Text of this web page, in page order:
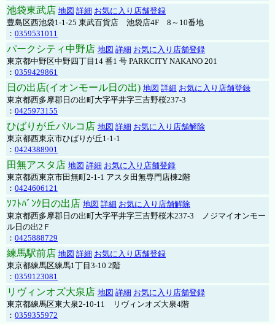
池袋東武店 地図 詳細 お気に入り店舗登録
豊島区西池袋1-1-25 東武百貨店 池袋店4F 8～10番地
： 0359531011
パークシティ中野店 地図 詳細 お気に入り店舗登録
東京都中野区中野四丁目14 番1 号 PARKCITY NAKANO 201
： 0359429861
日の出店(イオンモール日の出) 地図 詳細 お気に入り店舗登録
東京都西多摩郡日の出町大字平井字三吉野桜237-3
： 0425973155
ひばりが丘パルコ店 地図 詳細 お気に入り店舗解除
東京都西東京市ひばりが丘1-1-1
： 0424388901
田無アスタ店 地図 詳細 お気に入り店舗登録
東京都西東京市田無町2-1-1 アスタ田無専門店棟2階
： 0424606121
ｿﾌﾄﾊﾞﾝｸ日の出店 地図 詳細 お気に入り店舗解除
東京都西多摩郡日の出町大字平井字三吉野桜木237-3 ノジマイオンモー
ル日の出2Ｆ
： 0425888729
練馬駅前店 地図 詳細 お気に入り店舗登録
東京都練馬区練馬1丁目3-10 2階
： 0359123081
リヴィンオズ大泉店 地図 詳細 お気に入り店舗登録
東京都練馬区東大泉2-10-11 リヴィンオズ大泉4階
： 0359355972